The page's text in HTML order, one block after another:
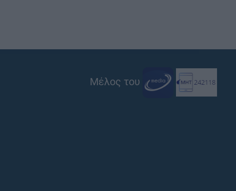
Μέλος του